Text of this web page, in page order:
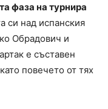
фаза на турнира
си над испанския
Обрадович и
е съставен
повечето от тях